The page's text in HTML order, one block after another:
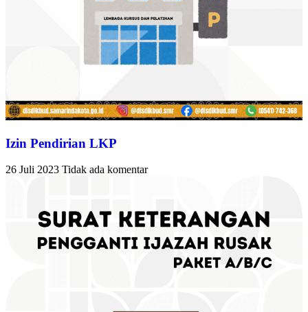
Izin Pendirian LKP
26 Juli 2023 Tidak ada komentar